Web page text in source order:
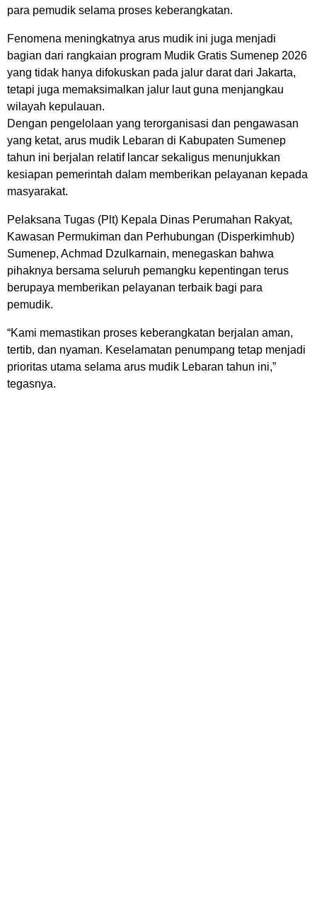
para pemudik selama proses keberangkatan.
Fenomena meningkatnya arus mudik ini juga menjadi
bagian dari rangkaian program Mudik Gratis Sumenep 2026
yang tidak hanya difokuskan pada jalur darat dari Jakarta,
tetapi juga memaksimalkan jalur laut guna menjangkau
wilayah kepulauan.
Dengan pengelolaan yang terorganisasi dan pengawasan
yang ketat, arus mudik Lebaran di Kabupaten Sumenep
tahun ini berjalan relatif lancar sekaligus menunjukkan
kesiapan pemerintah dalam memberikan pelayanan kepada
masyarakat.
Pelaksana Tugas (Plt) Kepala Dinas Perumahan Rakyat,
Kawasan Permukiman dan Perhubungan (Disperkimhub)
Sumenep, Achmad Dzulkarnain, menegaskan bahwa
pihaknya bersama seluruh pemangku kepentingan terus
berupaya memberikan pelayanan terbaik bagi para
pemudik.
“Kami memastikan proses keberangkatan berjalan aman,
tertib, dan nyaman. Keselamatan penumpang tetap menjadi
prioritas utama selama arus mudik Lebaran tahun ini,”
tegasnya.